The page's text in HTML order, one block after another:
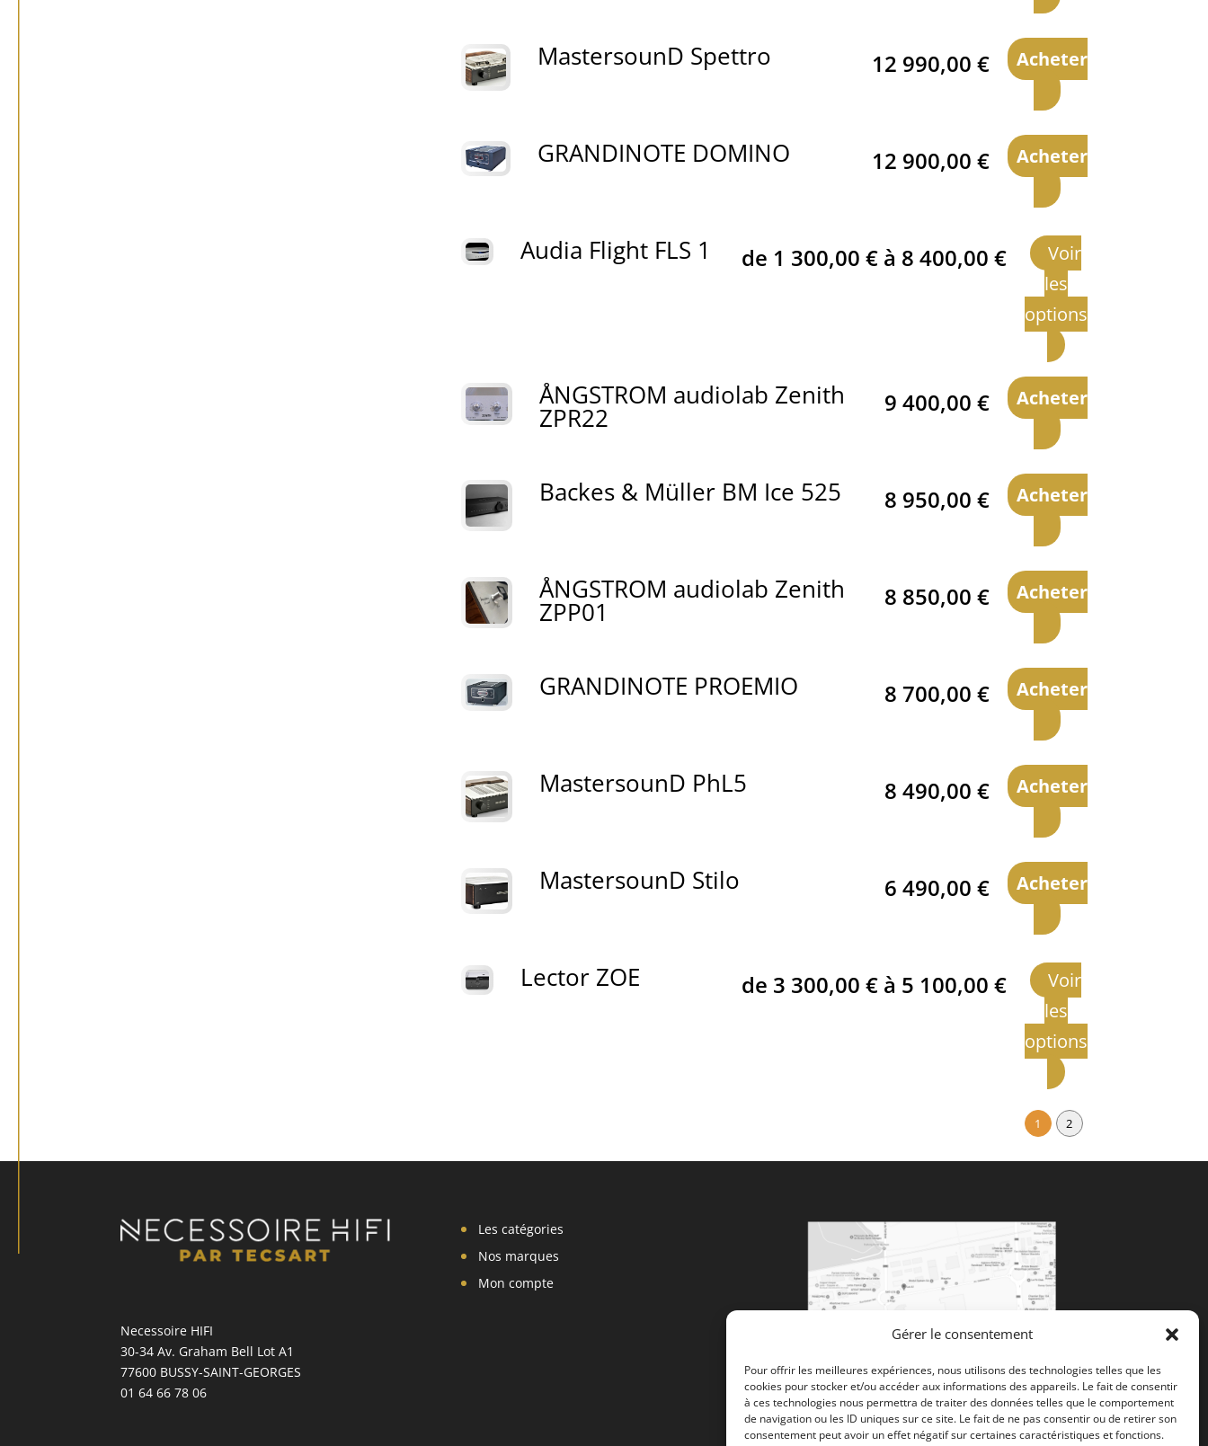
Gérer le consentement
Pour offrir les meilleures expériences, nous utilisons des technologies telles que les
cookies pour stocker et/ou accéder aux informations des appareils. Le fait de consentir
à ces technologies nous permettra de traiter des données telles que le comportement
de navigation ou les ID uniques sur ce site. Le fait de ne pas consentir ou de retirer son
consentement peut avoir un effet négatif sur certaines caractéristiques et fonctions.
MastersounD Spettro 12 990,00 € Acheter
GRANDINOTE DOMINO 12 900,00 € Acheter
Audia Flight FLS 1 de 1 300,00 €à 8 400,00 €
Voir
les
options
ÅNGSTROM audiolab Zenith
ZPR22 9 400,00 € Acheter
Backes & Müller BM Ice 525 8 950,00 € Acheter
ÅNGSTROM audiolab Zenith
ZPP01 8 850,00 € Acheter
GRANDINOTE PROEMIO 8 700,00 € Acheter
MastersounD PhL5 8 490,00 € Acheter
MastersounD Stilo 6 490,00 € Acheter
Lector ZOE de 3 300,00 €à 5 100,00 €
Voir
les
options
1 2
Necessoire HIFI
30-34 Av. Graham Bell Lot A1
77600 BUSSY-SAINT-GEORGES
01 64 66 78 06
Les catégories
Nos marques
Mon compte